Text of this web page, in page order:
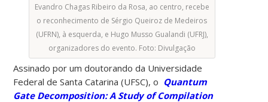
Evandro Chagas Ribeiro da Rosa, ao centro, recebe
o reconhecimento de Sérgio Queiroz de Medeiros
(UFRN), à esquerda, e Hugo Musso Gualandi (UFRJ),
organizadores do evento. Foto: Divulgação
Assinado por um doutorando da Universidade
Federal de Santa Catarina (UFSC), o Quantum
Gate Decomposition: A Study of Compilation